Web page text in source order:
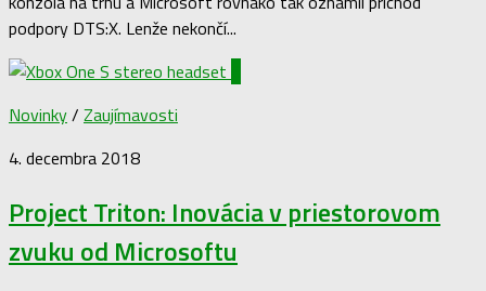
podpory DTS:X. Lenže nekončí...
Novinky/ Zaujímavosti
4. decembra 2018
Project Triton: Inovácia v priestorovom
zvuku od Microsoftu